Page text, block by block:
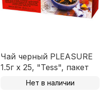
Чай черный PLEASURE
1.5г х 25, "Tess", пакет
Нет в наличии